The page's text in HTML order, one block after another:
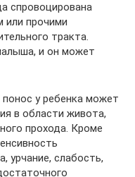
спровоцирована
или прочими
тракта.
и он может
у ребенка может
в области живота,
прохода. Кроме
урчание, слабость,